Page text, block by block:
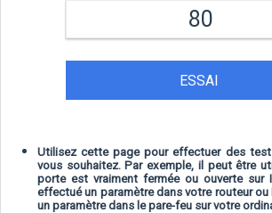
ESSAI
Utilisez cette page pour effectuer des
vous souhaitez. Par exemple, il peut être
porte est vraiment fermée ou ouverte sur
effectué un paramètre dans votre routeur ou
un paramètre dans le pare-feu sur votre